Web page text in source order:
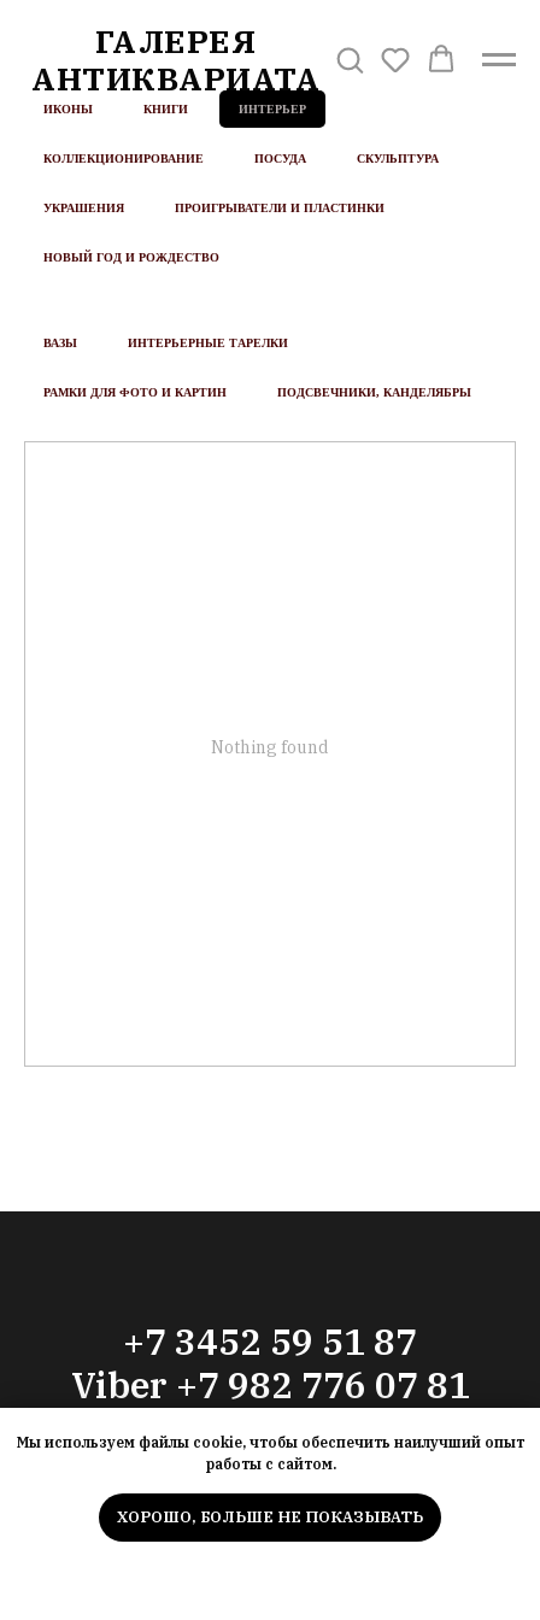
ГАЛЕРЕЯ
АНТИКВАРИАТА
ИКОНЫ КНИГИ ИНТЕРЬЕР
КОЛЛЕКЦИОНИРОВАНИЕ ПОСУДА СКУЛЬПТУРА
УКРАШЕНИЯ ПРОИГРЫВАТЕЛИ И ПЛАСТИНКИ
НОВЫЙ ГОД И РОЖДЕСТВО
ВАЗЫ ИНТЕРЬЕРНЫЕ ТАРЕЛКИ
РАМКИ ДЛЯ ФОТО И КАРТИН ПОДСВЕЧНИКИ, КАНДЕЛЯБРЫ
Nothing found
Мы используем файлы cookie для улучшения
работы сайта
Принять все
+7 3452 59 51 87
Viber +7 982 776 07 81
antikvariat-72@mail.ru
Тюмень, ул. 30 лет Победы 7|5 ТЦ "Новый Магнат", 1 этаж
ДОСТАВКА ПО ВСЕЙ РОССИИ
Мы используем файлы cookie, чтобы обеспечить наилучший опыт
работы с сайтом.
ХОРОШО, БОЛЬШЕ НЕ ПОКАЗЫВАТЬ